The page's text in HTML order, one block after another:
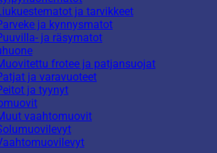
ja tarvikkeet
ja kynnysmatot
ja räsymatot
frotee ja patjansuojat
ja varavuoteet
ja tyynyt
vaahtomuovit